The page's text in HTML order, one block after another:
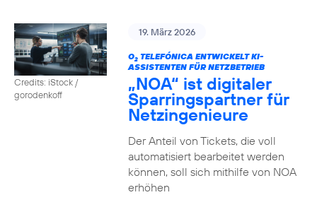
Credits: iStock /
gorodenkoff
19. März 2026
O2TELEFÓNICA ENTWICKELT KI-
ASSISTENTEN FÜR NETZBETRIEB
„NOA“ ist digitaler
Sparringspartner für
Netzingenieure
Der Anteil von Tickets, die voll
automatisiert bearbeitet werden
können, soll sich mithilfe von NOA
erhöhen